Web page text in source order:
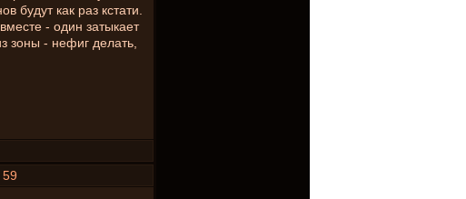
будут как раз кстати.
- один затыкает
зоны - нефиг делать,
59